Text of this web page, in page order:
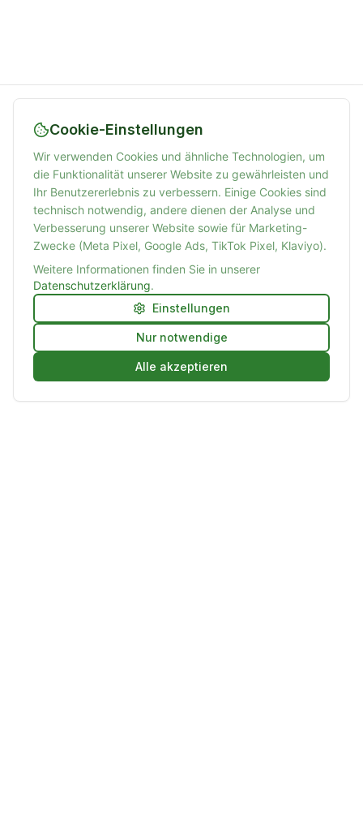
Cookie-Einstellungen
Wir verwenden Cookies und ähnliche Technologien, um
die Funktionalität unserer Website zu gewährleisten und
Ihr Benutzererlebnis zu verbessern. Einige Cookies sind
technisch notwendig, andere dienen der Analyse und
Verbesserung unserer Website sowie für Marketing-
Zwecke (Meta Pixel, Google Ads, TikTok Pixel, Klaviyo).
Weitere Informationen finden Sie in unserer
Datenschutzerklärung.
Einstellungen
Nur notwendige
Alle akzeptieren